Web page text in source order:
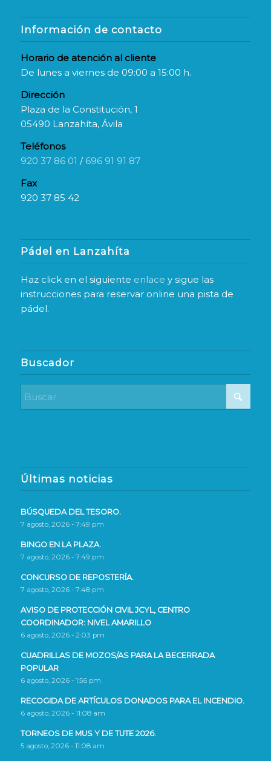
Información de contacto
Horario de atención al cliente
De lunes a viernes de 09:00 a 15:00 h.
Dirección
Plaza de la Constitución, 1
05490 Lanzahíta, Ávila
Teléfonos
920 37 86 01 / 696 91 91 87
Fax
920 37 85 42
Pádel en Lanzahíta
Haz click en el siguiente enlace y sigue las
instrucciones para reservar online una pista de
pádel.
Buscador
Últimas noticias
BÚSQUEDA DEL TESORO.
7 agosto, 2026 - 7:49 pm
BINGO EN LA PLAZA.
7 agosto, 2026 - 7:49 pm
CONCURSO DE REPOSTERÍA.
7 agosto, 2026 - 7:48 pm
AVISO DE PROTECCIÓN CIVIL JCYL, CENTRO
COORDINADOR: NIVEL AMARILLO
6 agosto, 2026 - 2:03 pm
CUADRILLAS DE MOZOS/AS PARA LA BECERRADA
POPULAR
6 agosto, 2026 - 1:56 pm
RECOGIDA DE ARTÍCULOS DONADOS PARA EL INCENDIO.
6 agosto, 2026 - 11:08 am
TORNEOS DE MUS Y DE TUTE 2026.
5 agosto, 2026 - 11:08 am